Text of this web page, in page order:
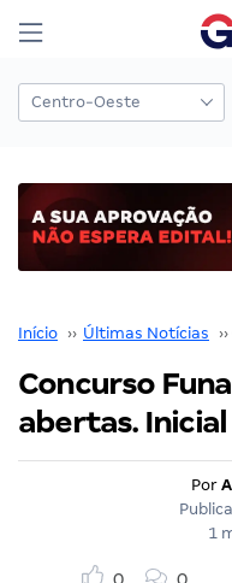
Início ›› Últimas Notícias ››
Concurso
abertas. Inicial
Por
1